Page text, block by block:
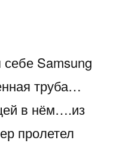
Samsung
труба…
в нём….из
пролетел